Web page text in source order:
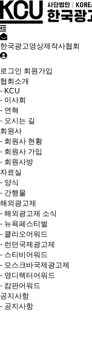
한국광고영상제작사협회
로그인 회원가입
협회소개
- KCU
- 이사회
- 연혁
- 오시는 길
회원사
- 회원사 현황
- 회원사 가입
- 회원사방
자료실
- 양식
- 간행물
해외광고제
- 해외광고제 소식
- 뉴욕페스티벌
- 클리오어워드
- 런던국제광고제
- 스티비어워드
- 모스크바국제광고제
- 영디렉터어워드
- 캄판어워드
공지사항
- 공지사항